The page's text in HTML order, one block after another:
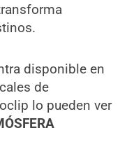
disponible en
de
lo pueden ver